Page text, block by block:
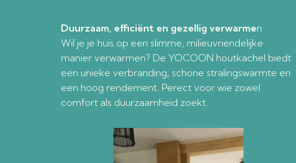
Duurzaam, efficiënt en gezellig verwarmen
Wil je je huis op een slimme, milieuvriendelijke
manier verwarmen? De YOCOON houtkachel biedt
een unieke verbranding, schone stralingswarmte en
een hoog rendement. Perect voor wie zowel
comfort als duurzaamheid zoekt.